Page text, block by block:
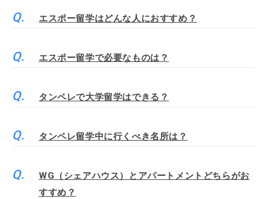
エスポー留学はどんな人におすすめ？
エスポー留学で必要なものは？
タンペレで大学留学はできる？
タンペレ留学中に行くべき名所は？
WG（シェアハウス）とアパートメントどちらがお
すすめ？